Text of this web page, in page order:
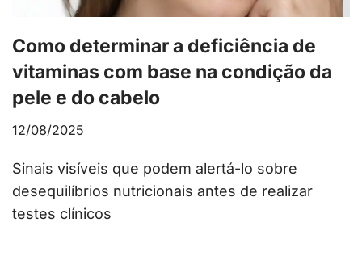
Como determinar a deficiência de
vitaminas com base na condição da
pele e do cabelo
12/08/2025
Sinais visíveis que podem alertá-lo sobre
desequilíbrios nutricionais antes de realizar
testes clínicos